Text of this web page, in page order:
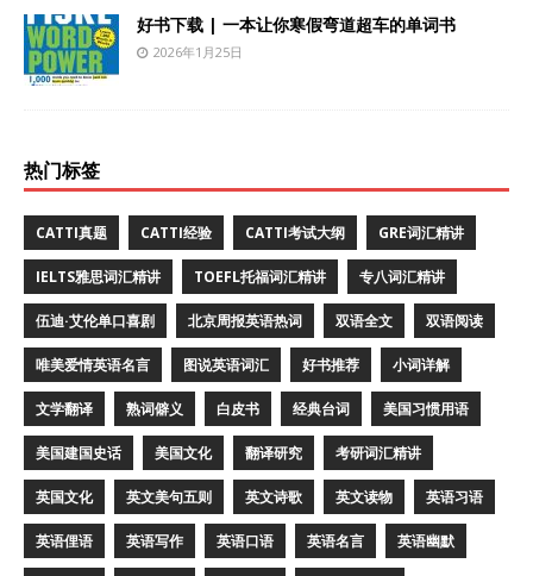
好书下载 | 一本让你寒假弯道超车的单词书
2026年1月25日
热门标签
CATTI真题 CATTI经验 CATTI考试大纲 GRE词汇精讲
IELTS雅思词汇精讲 TOEFL托福词汇精讲 专八词汇精讲
伍迪·艾伦单口喜剧 北京周报英语热词 双语全文 双语阅读
唯美爱情英语名言 图说英语词汇 好书推荐 小词详解
文学翻译 熟词僻义 白皮书 经典台词 美国习惯用语
美国建国史话 美国文化 翻译研究 考研词汇精讲
英国文化 英文美句五则 英文诗歌 英文读物 英语习语
英语俚语 英语写作 英语口语 英语名言 英语幽默